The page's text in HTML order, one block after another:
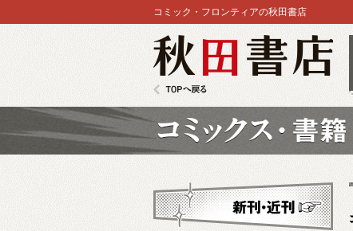
コミック・フロンティアの秋田書店